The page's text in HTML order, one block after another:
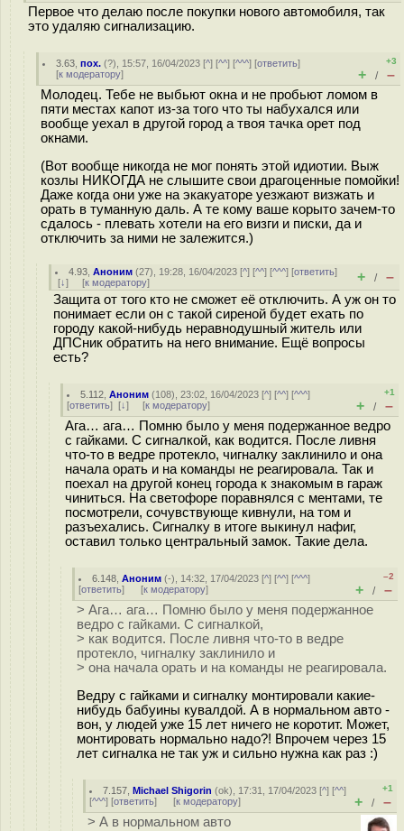
Первое что делаю после покупки нового автомобиля, так
это удаляю сигнализацию.
3.63 ,пох. (?), 15:57, 16/04/2023 [^] [^^] [^^^] [ответить]
[к модератору]
+3
+ / –
Молодец. Тебе не выбьют окна и не пробьют ломом в
пяти местах капот из-за того что ты набухался или
вообще уехал в другой город а твоя тачка орет под
окнами.
(Вот вообще никогда не мог понять этой идиотии. Выж
козлы НИКОГДА не слышите свои драгоценные помойки!
Даже когда они уже на экакуаторе уезжают визжать и
орать в туманную даль. А те кому ваше корыто зачем-то
сдалось - плевать хотели на его визги и писки, да и
отключить за ними не залежится.)
4.93 ,Аноним (27), 19:28, 16/04/2023 [^] [^^] [^^^] [ответить]
[↓] [к модератору] + / –
Защита от того кто не сможет её отключить. А уж он то
понимает если он с такой сиреной будет ехать по
городу какой-нибудь неравнодушный житель или
ДПСник обратить на него внимание. Ещё вопросы
есть?
5.112 ,Аноним (108), 23:02, 16/04/2023 [^] [^^] [^^^]
[ответить] [↓] [к модератору]
+1
+ / –
Ага… ага… Помню было у меня подержанное ведро
с гайками. С сигналкой, как водится. После ливня
что-то в ведре протекло, чигналку заклинило и она
начала орать и на команды не реагировала. Так и
поехал на другой конец города к знакомым в гараж
чиниться. На светофоре поравнялся с ментами, те
посмотрели, сочувствующе кивнули, на том и
разъехались. Сигналку в итоге выкинул нафиг,
оставил только центральный замок. Такие дела.
6.148 ,Аноним (-), 14:32, 17/04/2023 [^] [^^] [^^^]
[ответить] [к модератору]
–2
+ / –
> Ага… ага… Помню было у меня подержанное
ведро с гайками. С сигналкой,
> как водится. После ливня что-то в ведре
протекло, чигналку заклинило и
> она начала орать и на команды не реагировала.
Ведру с гайками и сигналку монтировали какие-
нибудь бабуины кувалдой. А в нормальном авто -
вон, у людей уже 15 лет ничего не коротит. Может,
монтировать нормально надо?! Впрочем через 15
лет сигналка не так уж и сильно нужна как раз :)
7.157 ,Michael Shigorin (ok), 17:31, 17/04/2023 [^] [^^]
[^^^] [ответить] [к модератору]
+1
+ / –
> А в нормальном авто